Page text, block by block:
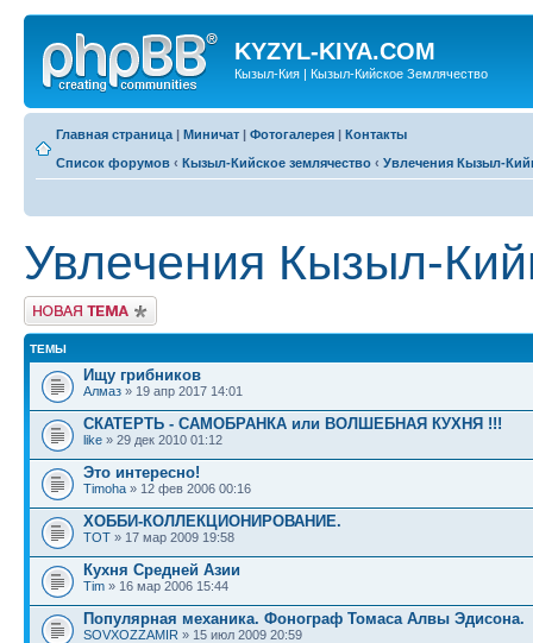
KYZYL-KIYA.COM
Кызыл-Кия | Кызыл-Кийское Землячество
Главная страница | Миничат | Фотогалерея | Контакты
Список форумов ‹ Кызыл-Кийское землячество ‹ Увлечения Кызыл-
Увлечения Кызыл-
Новая тема
ТЕМЫ
Ищу грибников
Алмаз » 19 апр 2017 14:01
СКАТЕРТЬ - САМОБРАНКА или ВОЛШЕБНАЯ КУХНЯ !!!
like » 29 дек 2010 01:12
Это интересно!
Timoha » 12 фев 2006 00:16
ХОББИ-КОЛЛЕКЦИОНИРОВАНИЕ.
TOT » 17 мар 2009 19:58
Кухня Средней Азии
Tim » 16 мар 2006 15:44
Популярная механика. Фонограф Томаса Алвы Эдисона.
SOVXOZZAMIR » 15 июл 2009 20:59